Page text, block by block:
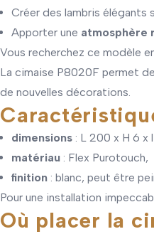
Créer des lambris élégants
Apporter une atmosphère
Vous recherchez ce modèle
La cimaise P8020F permet
de nouvelles décorations.
dimensions : L 200 x H 6 x
matériau : Flex Purotouch,
finition : blanc, peut être
Pour une installation
Où placer la